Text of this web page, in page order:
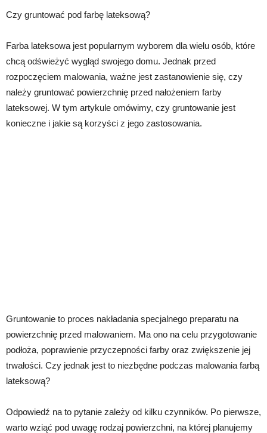
Czy gruntować pod farbę lateksową?
Farba lateksowa jest popularnym wyborem dla wielu osób, które
chcą odświeżyć wygląd swojego domu. Jednak przed
rozpoczęciem malowania, ważne jest zastanowienie się, czy
należy gruntować powierzchnię przed nałożeniem farby
lateksowej. W tym artykule omówimy, czy gruntowanie jest
konieczne i jakie są korzyści z jego zastosowania.
Gruntowanie to proces nakładania specjalnego preparatu na
powierzchnię przed malowaniem. Ma ono na celu przygotowanie
podłoża, poprawienie przyczepności farby oraz zwiększenie jej
trwałości. Czy jednak jest to niezbędne podczas malowania farbą
lateksową?
Odpowiedź na to pytanie zależy od kilku czynników. Po pierwsze,
warto wziąć pod uwagę rodzaj powierzchni, na której planujemy